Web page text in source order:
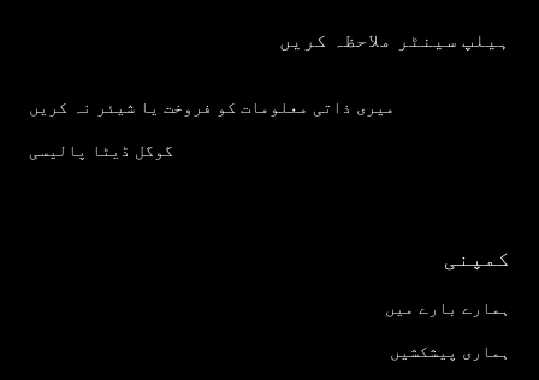
ہیلپ سینٹر ملاحظہ کریں
میری ذاتی معلومات کو فروخت یا شیئر نہ کریں
گوگل ڈیٹا پالیسی
کمپنی
ہمارے بارے میں
ہماری پیشکشیں